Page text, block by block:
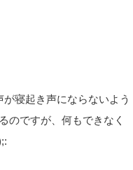
寝起き声にならないよう
のですが、何もできなく